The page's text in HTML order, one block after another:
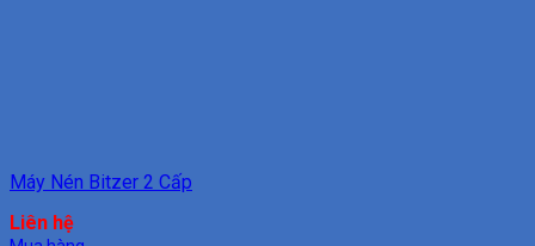
Máy Nén Bitzer 2 Cấp
Liên hệ